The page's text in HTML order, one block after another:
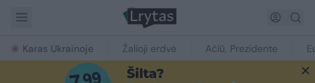
Karas Ukrainoje Žalioji erdvė Ačiū, Prezidente